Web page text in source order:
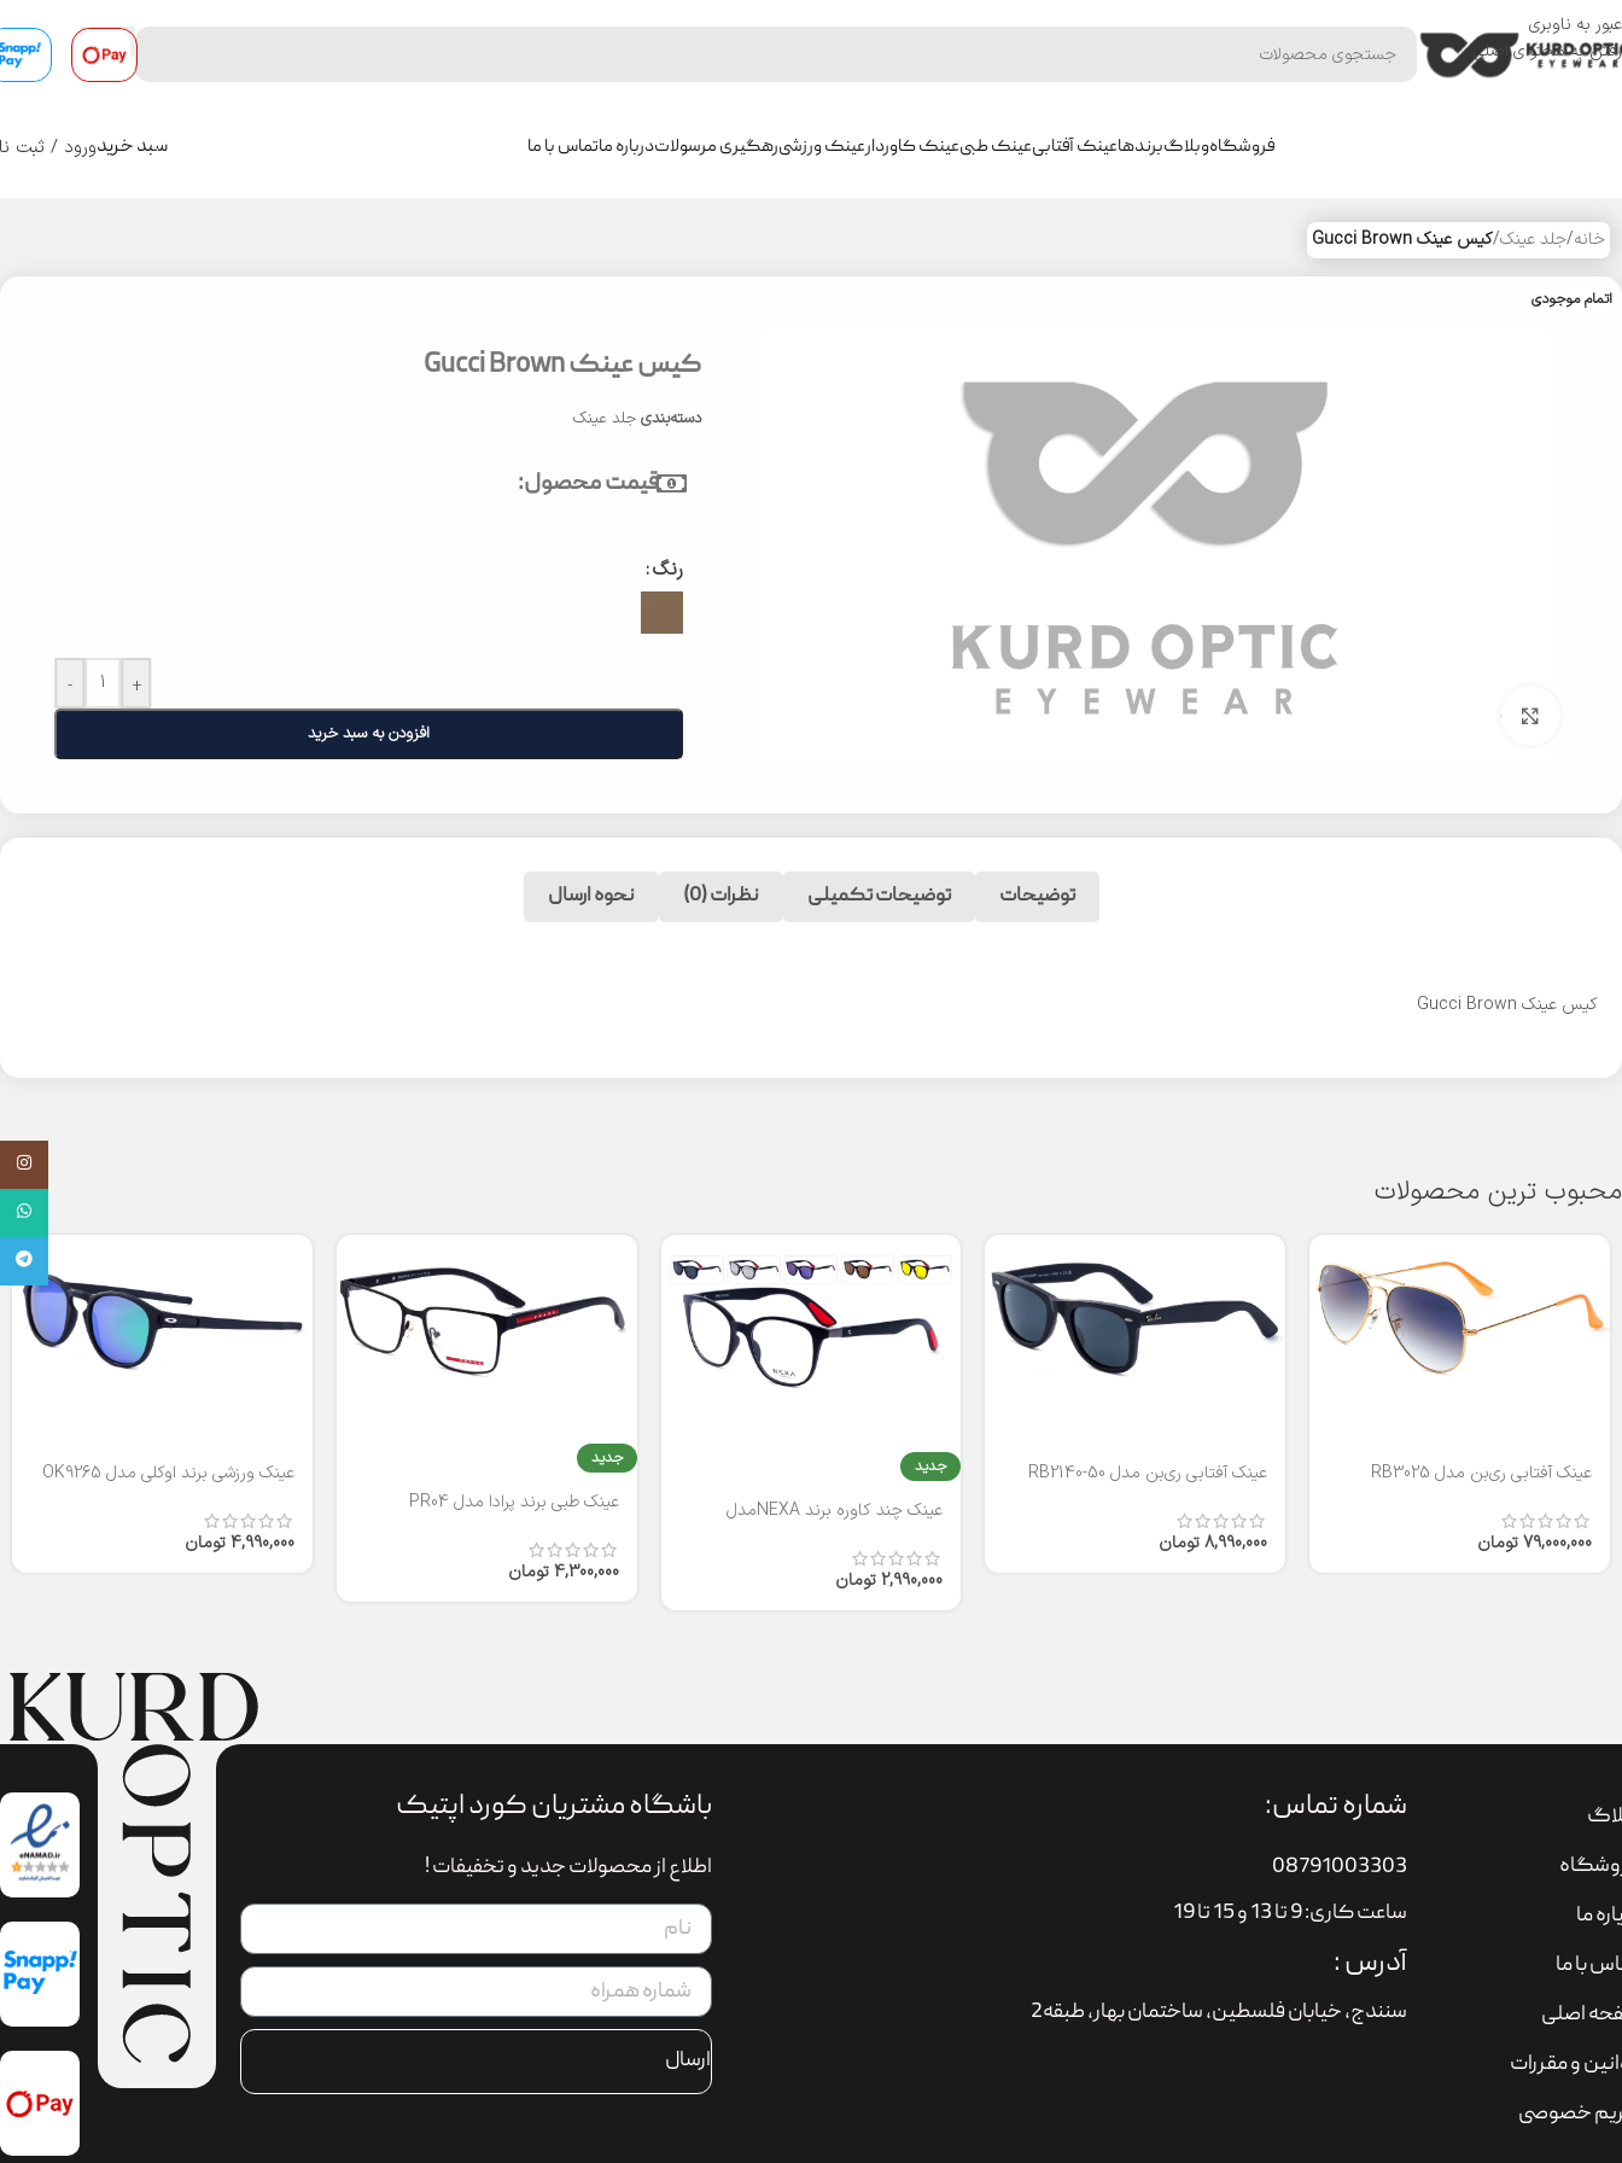
عبور به ناوبری
رفتن به محتوای اصلی
فروشگاهوبلاگبرندهاعینک آفتابیعینک طبیعینک کاوردارعینک ورزشیرهگیری مرسولاتدرباره ماتماس با ما 0
سبد خریدورود / ثبت
خانه/جلد عینک/کیس عینک Gucci Brown
اتمام موجودی
کیس عینک Gucci Brown
دسته‌بندی جلد عینک
قیمت محصول:
رنگ
- +
افزودن به سبد خرید
توضیحات توضیحات تکمیلی نظرات (0) نحوه ارسال
کیس عینک Gucci Brown
محبوب ترین محصولات
عینک آفتابی ری‌بن مدل RB3025
79,000,000تومان
عینک آفتابی ری‌بن مدل RB2140-50
8,990,000 تومان
جدید
عینک چند کاوره برند NEXAمدل
2,990,000 تومان
جدید
عینک طبی برند پرادا مدل PR04
4,300,000 تومان
عینک ورزشی برند اوکلی مدل OK9265
4,990,000 تومان
ما
با ما
اصلی
و مقررات
خصوصی
شماره تماس:
08791003303
ساعت کاری: 9 تا 13 و 15 تا 19
آدرس :
سنندج، خیابان فلسطین،‌ ساختمان بهار، طبقه2
باشگاه مشتریان کورد اپتیک
اطلاع از محصولات جدید و تخفیفات !
ارسال
واتساپ
تلگرام